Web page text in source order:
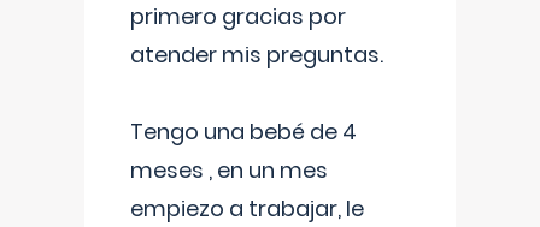
primero gracias por
atender mis preguntas.
Tengo una bebé de 4
meses , en un mes
empiezo a trabajar, le